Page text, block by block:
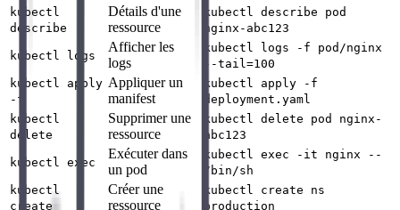
kubectl
describe
Détails d'une
ressource
kubectl describe pod
nginx-abc123
kubectl logs
Afficher les
logs
kubectl logs -f pod/nginx
--tail=100
kubectl apply
-f
Appliquer un
manifest
kubectl apply -f
deployment.yaml
kubectl
delete
Supprimer une
ressource
kubectl delete pod nginx-
abc123
kubectl exec
Exécuter dans
un pod
kubectl exec -it nginx --
/bin/sh
kubectl
create
Créer une
ressource
kubectl create ns
production